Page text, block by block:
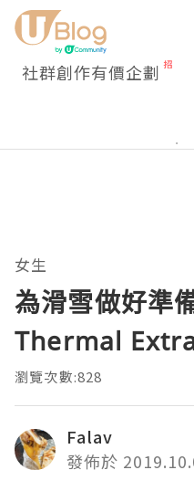
社群創作有價企劃
女生
為滑雪做好準
Thermal
瀏覽次數:828
Falav
發佈於